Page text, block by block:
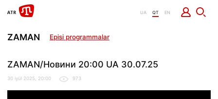
UA QT EN
ZAMAN Episi programmalar
ZAMAN/Новини 20:00 UA 30.07.25
30 iyül 2025, 20:00 973